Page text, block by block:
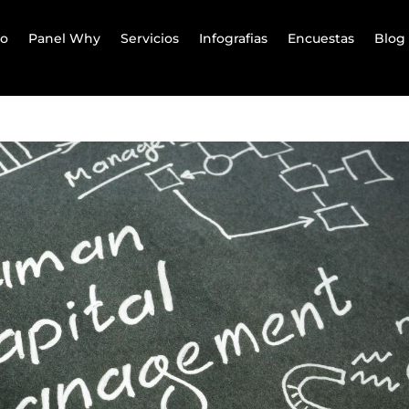
Panel Why Servicios Infografias Encuestas Blog